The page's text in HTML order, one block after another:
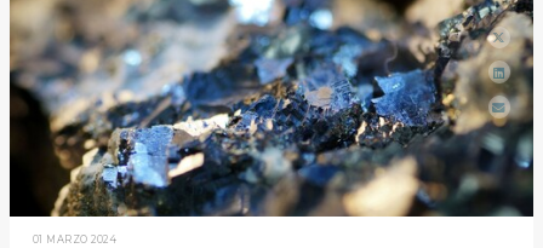
01 MARZO 2024